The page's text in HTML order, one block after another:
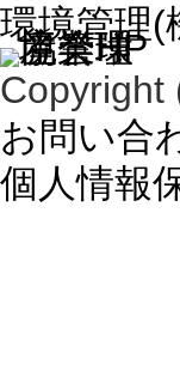
環境管理
Copyright
お問い合
個人情報